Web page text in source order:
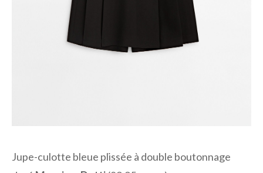
Jupe-culotte bleue plissée à double boutonnage